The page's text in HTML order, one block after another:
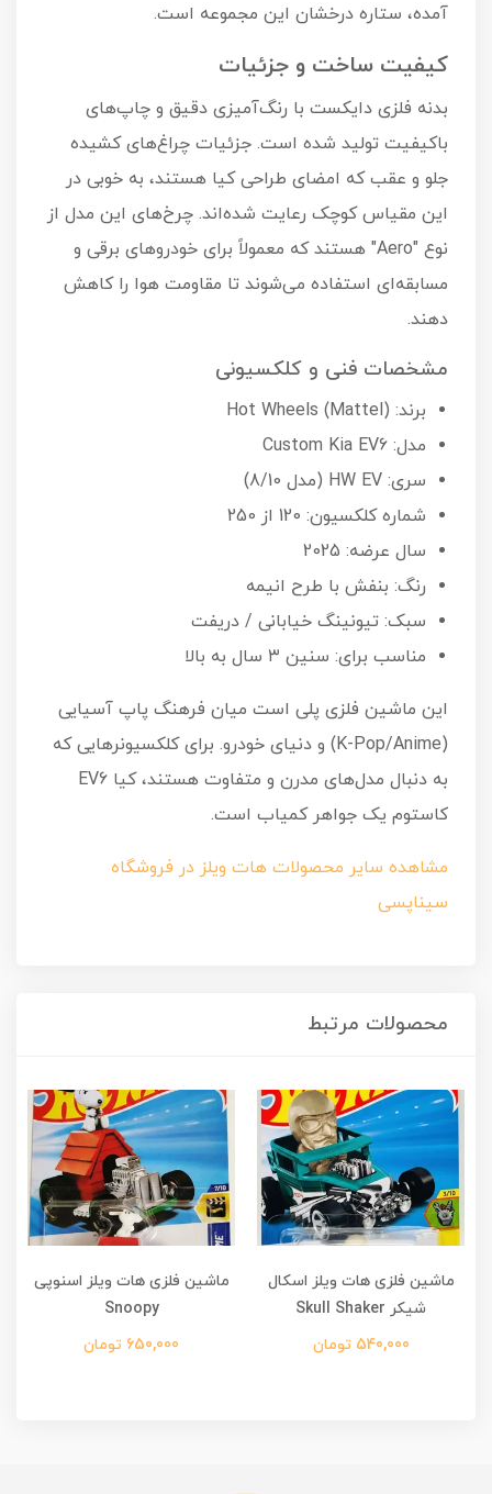
آمده، ستاره درخشان این مجموعه است.
کیفیت ساخت و جزئیات
بدنه فلزی دایکست با رنگ‌آمیزی دقیق و چاپ‌های
باکیفیت تولید شده است. جزئیات چراغ‌های کشیده
جلو و عقب که امضای طراحی کیا هستند، به خوبی در
این مقیاس کوچک رعایت شده‌اند. چرخ‌های این مدل از
نوع "Aero" هستند که معمولاً برای خودروهای برقی و
مسابقه‌ای استفاده می‌شوند تا مقاومت هوا را کاهش
دهند.
مشخصات فنی و کلکسیونی
برند: Hot Wheels (Mattel)
مدل: Custom Kia EV6
سری: HW EV (مدل 8/10)
شماره کلکسیون: 120 از 250
سال عرضه: 2025
رنگ: بنفش با طرح انیمه
سبک: تیونینگ خیابانی / دریفت
مناسب برای: سنین ۳ سال به بالا
این ماشین فلزی پلی است میان فرهنگ پاپ آسیایی
(K-Pop/Anime) و دنیای خودرو. برای کلکسیونرهایی که
به دنبال مدل‌های مدرن و متفاوت هستند، کیا EV6
کاستوم یک جواهر کمیاب است.
مشاهده سایر محصولات هات ویلز در فروشگاه
سیناپسی
محصولات مرتبط
ماشین فلزی هات ویلز اسکال
شیکر Skull Shaker
540,000 تومان
ماشین فلزی هات ویلز اسنوپی
Snoopy
650,000 تومان